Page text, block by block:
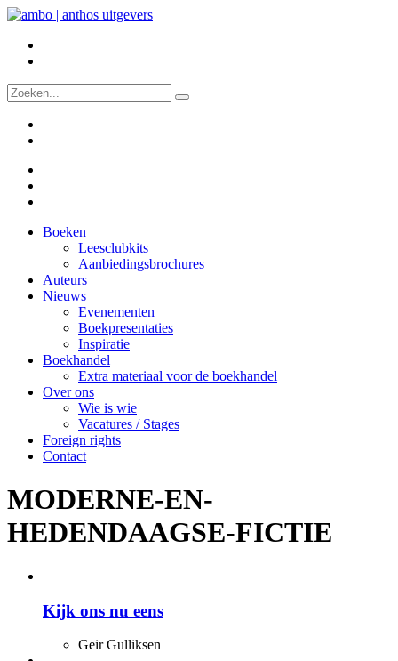
Boeken
Leesclubkits
Aanbiedingsbrochures
Auteurs
Nieuws
Evenementen
Boekpresentaties
Inspiratie
Boekhandel
Extra materiaal voor de boekhandel
Over ons
Wie is wie
Vacatures / Stages
Foreign rights
Contact
MODERNE-EN-
HEDENDAAGSE-FICTIE
Kijk ons nu eens
Geir Gulliksen